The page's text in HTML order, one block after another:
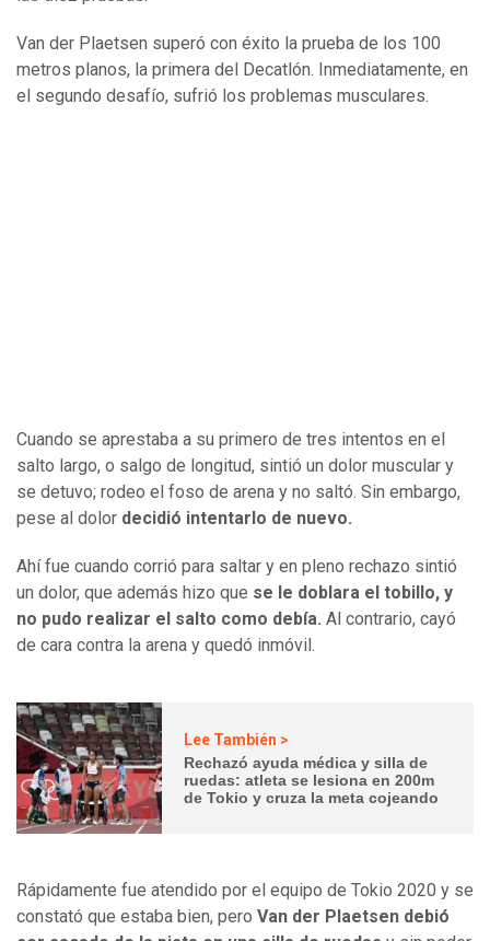
Van der Plaetsen superó con éxito la prueba de los 100
metros planos, la primera del Decatlón. Inmediatamente, en
el segundo desafío, sufrió los problemas musculares.
Cuando se aprestaba a su primero de tres intentos en el
salto largo, o salgo de longitud, sintió un dolor muscular y
se detuvo; rodeo el foso de arena y no saltó. Sin embargo,
pese al dolor decidió intentarlo de nuevo.
Ahí fue cuando corrió para saltar y en pleno rechazo sintió
un dolor, que además hizo que se le doblara el tobillo, y
no pudo realizar el salto como debía. Al contrario, cayó
de cara contra la arena y quedó inmóvil.
Lee También >
Rechazó ayuda médica y silla de
ruedas: atleta se lesiona en 200m
de Tokio y cruza la meta cojeando
Rápidamente fue atendido por el equipo de Tokio 2020 y se
constató que estaba bien, pero Van der Plaetsen debió